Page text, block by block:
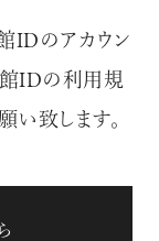
IDのアカウン
館IDの利用規
致します。